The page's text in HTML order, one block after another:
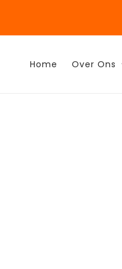
Home Over Ons